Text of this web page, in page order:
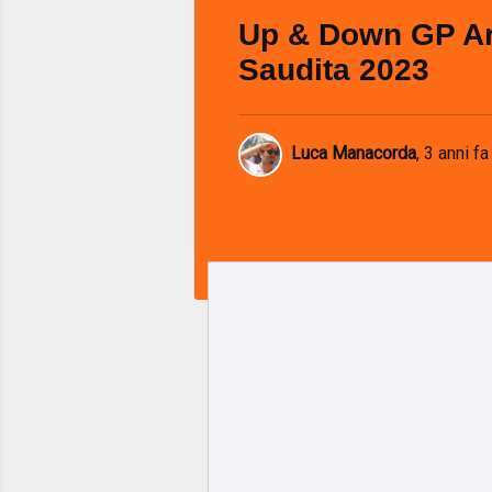
Up & Down GP
Saudita 2023
Luca Manacorda, 3 anni fa